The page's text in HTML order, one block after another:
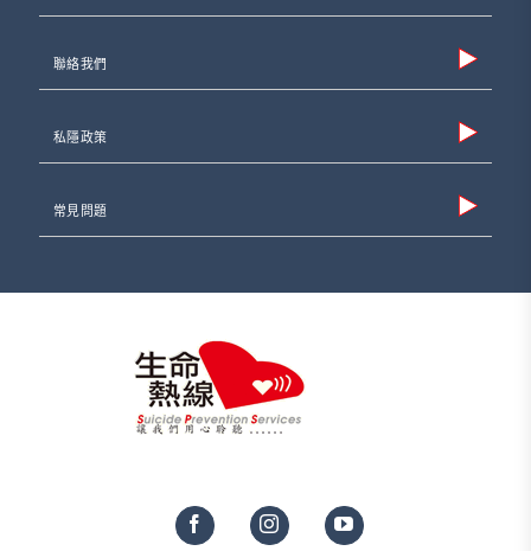
聯絡我們
私隱政策
常見問題